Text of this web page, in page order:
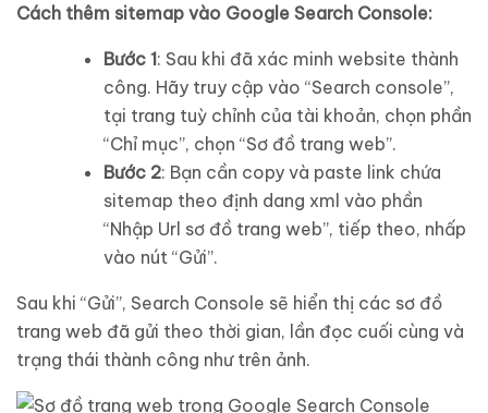
Cách thêm sitemap vào Google Search Console:
Bước 1: Sau khi đã xác minh website thành
công. Hãy truy cập vào “Search console”,
tại trang tuỳ chỉnh của tài khoản, chọn phần
“Chỉ mục”, chọn “Sơ đồ trang web”.
Bước 2: Bạn cần copy và paste link chứa
sitemap theo định dang xml vào phần
“Nhập Url sơ đồ trang web”, tiếp theo, nhấp
vào nút “Gửi”.
Sau khi “Gửi”, Search Console sẽ hiển thị các sơ đồ
trang web đã gửi theo thời gian, lần đọc cuối cùng và
trạng thái thành công như trên ảnh.